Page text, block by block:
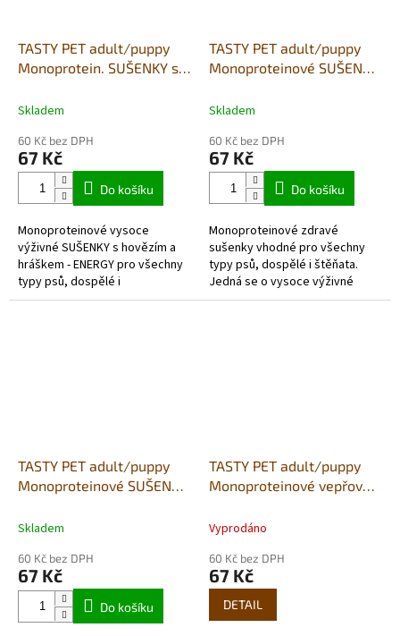
TASTY PET adult/puppy
Monoprotein. SUŠENKY s
ENERGY 80g
Skladem
60 Kč bez DPH
67 Kč
Do košíku
Monoproteinové vysoce
výživné SUŠENKY s hovězím a
hráškem - ENERGY pro všechny
typy psů, dospělé i
štěňata. Obsahuje přírodní
TASTY PET adult/puppy
Monoproteinové SUŠENKY
LIGHT
Skladem
60 Kč bez DPH
67 Kč
Do košíku
Monoproteinové zdravé
sušenky vhodné pro všechny
typy psů, dospělé i štěňata.
Jedná se o vysoce výživné
zdravé sušenky. Navíc obsahují
TASTY PET adult/puppy
Monoproteinové SUŠENKY
jablkem
Skladem
60 Kč bez DPH
67 Kč
Do košíku
TASTY PET adult/puppy
Monoproteinové vepřové
řasou - 80g
Vyprodáno
60 Kč bez DPH
67 Kč
DETAIL